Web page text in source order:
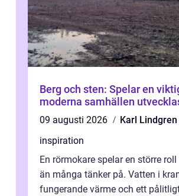
Berg och sten: Spelar en
moderna samhällen
09 augusti 2026
Karl Lindgren
inspiration
En rörmokare spelar en större
än många tänker på. Vatten i
fungerande värme och ett